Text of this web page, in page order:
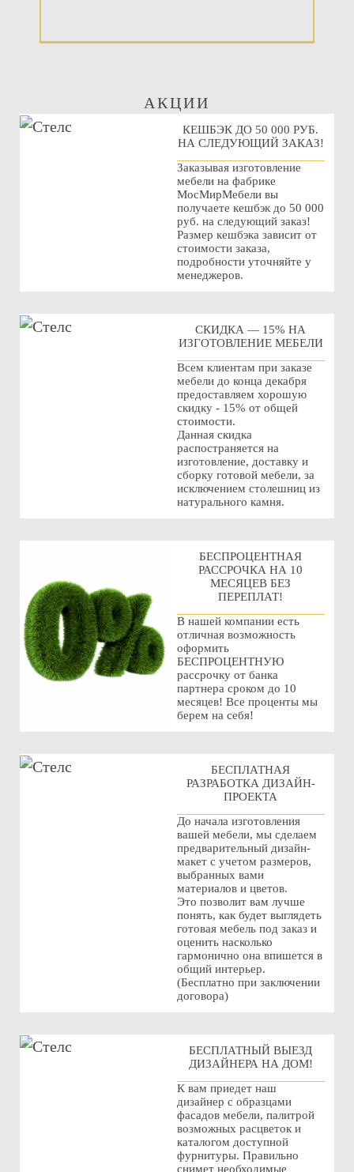
АКЦИИ
КЕШБЭК ДО 50 000 РУБ.
НА СЛЕДУЮЩИЙ ЗАКАЗ!
Заказывая изготовление
мебели на фабрике
МосМирМебели вы
получаете кешбэк до 50 000
руб. на следующий заказ!
Размер кешбэка зависит от
стоимости заказа,
подробности уточняйте у
менеджеров.
СКИДКА — 15% НА
ИЗГОТОВЛЕНИЕ МЕБЕЛИ
Всем клиентам при заказе
мебели до конца декабря
предоставляем хорошую
скидку - 15% от общей
стоимости.
Данная скидка
распостраняется на
изготовление, доставку и
сборку готовой мебели, за
исключением столешниц из
натурального камня.
БЕСПРОЦЕНТНАЯ
РАССРОЧКА НА 10
МЕСЯЦЕВ БЕЗ
ПЕРЕПЛАТ!
В нашей компании есть
отличная возможность
оформить
БЕСПРОЦЕНТНУЮ
рассрочку от банка
партнера сроком до 10
месяцев! Все проценты мы
берем на себя!
БЕСПЛАТНАЯ
РАЗРАБОТКА ДИЗАЙН-
ПРОЕКТА
До начала изготовления
вашей мебели, мы сделаем
предварительный дизайн-
макет с учетом размеров,
выбранных вами
материалов и цветов.
Это позволит вам лучше
понять, как будет выглядеть
готовая мебель под заказ и
оценить насколько
гармонично она впишется в
общий интерьер.
(Бесплатно при заключении
договора)
БЕСПЛАТНЫЙ ВЫЕЗД
ДИЗАЙНЕРА НА ДОМ!
К вам приедет наш
дизайнер с образцами
фасадов мебели, палитрой
возможных расцветок и
каталогом доступной
фурнитуры. Правильно
снимет необходимые